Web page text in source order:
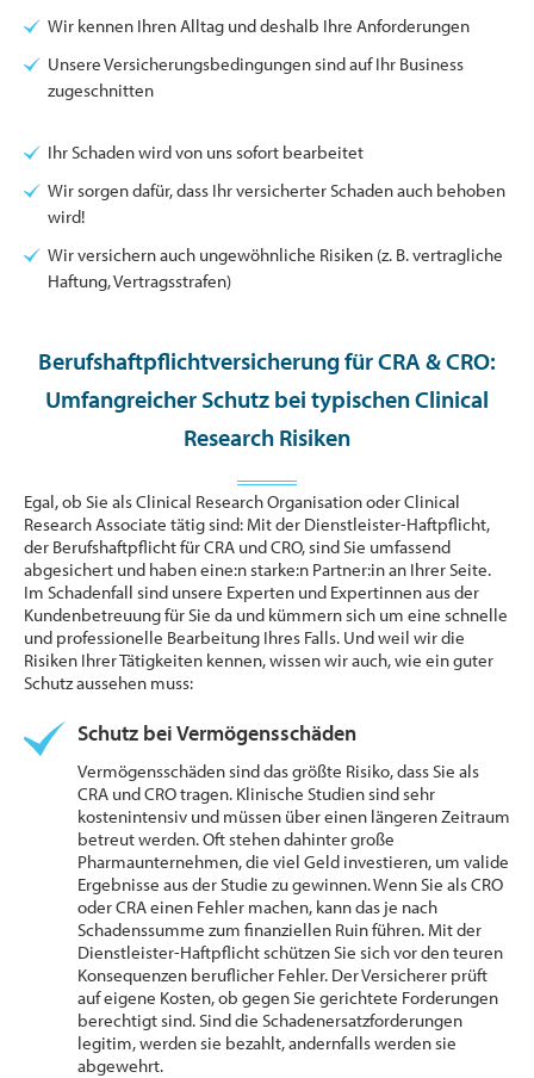
Wir kennen Ihren Alltag und deshalb Ihre Anforderungen
Unsere Versicherungsbedingungen sind auf Ihr Business
zugeschnitten
Ihr Schaden wird von uns sofort bearbeitet
Wir sorgen dafür, dass Ihr versicherter Schaden auch behoben
wird!
Wir versichern auch ungewöhnliche Risiken (z. B. vertragliche
Haftung, Vertragsstrafen)
Berufshaftpflichtversicherung für CRA & CRO:
Umfangreicher Schutz bei typischen Clinical
Research Risiken
Egal, ob Sie als Clinical Research Organisation oder Clinical
Research Associate tätig sind: Mit der Dienstleister-Haftpflicht,
der Berufshaftpflicht für CRA und CRO, sind Sie umfassend
abgesichert und haben eine:n starke:n Partner:in an Ihrer Seite.
Im Schadenfall sind unsere Experten und Expertinnen aus der
Kundenbetreuung für Sie da und kümmern sich um eine schnelle
und professionelle Bearbeitung Ihres Falls. Und weil wir die
Risiken Ihrer Tätigkeiten kennen, wissen wir auch, wie ein guter
Schutz aussehen muss:
Schutz bei Vermögensschäden
Vermögensschäden sind das größte Risiko, dass Sie als
CRA und CRO tragen. Klinische Studien sind sehr
kostenintensiv und müssen über einen längeren Zeitraum
betreut werden. Oft stehen dahinter große
Pharmaunternehmen, die viel Geld investieren, um valide
Ergebnisse aus der Studie zu gewinnen. Wenn Sie als CRO
oder CRA einen Fehler machen, kann das je nach
Schadenssumme zum finanziellen Ruin führen. Mit der
Dienstleister-Haftpflicht schützen Sie sich vor den teuren
Konsequenzen beruflicher Fehler. Der Versicherer prüft
auf eigene Kosten, ob gegen Sie gerichtete Forderungen
berechtigt sind. Sind die Schadenersatzforderungen
legitim, werden sie bezahlt, andernfalls werden sie
abgewehrt.